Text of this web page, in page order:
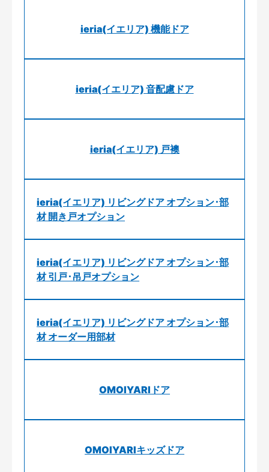
ieria(イエリア) 機能ドア
ieria(イエリア) 音配慮ドア
ieria(イエリア) 戸襖
ieria(イエリア) リビングドア オプション･部
材 開き戸オプション
ieria(イエリア) リビングドア オプション･部
材 引戸･吊戸オプション
ieria(イエリア) リビングドア オプション･部
材 オーダー用部材
OMOIYARIドア
OMOIYARIキッズドア